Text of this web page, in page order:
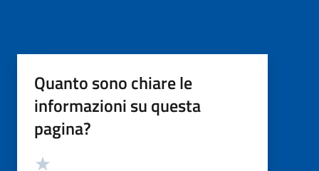
Quanto sono chiare le
informazioni su questa
pagina?
Valutazione